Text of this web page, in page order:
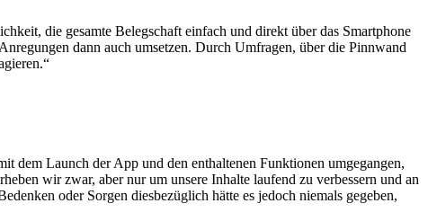
die gesamte Belegschaft einfach und direkt über das Smartphone
dann auch umsetzen. Durch Umfragen, über die Pinnwand
dem Launch der App und den enthaltenen Funktionen umgegangen,
wir zwar, aber nur um unsere Inhalte laufend zu verbessern und an
oder Sorgen diesbezüglich hätte es jedoch niemals gegeben,